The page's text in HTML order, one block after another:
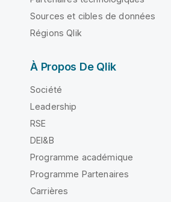
Sources et cibles de données
Régions Qlik
À Propos De Qlik
Société
Leadership
RSE
DEI&B
Programme académique
Programme Partenaires
Carrières